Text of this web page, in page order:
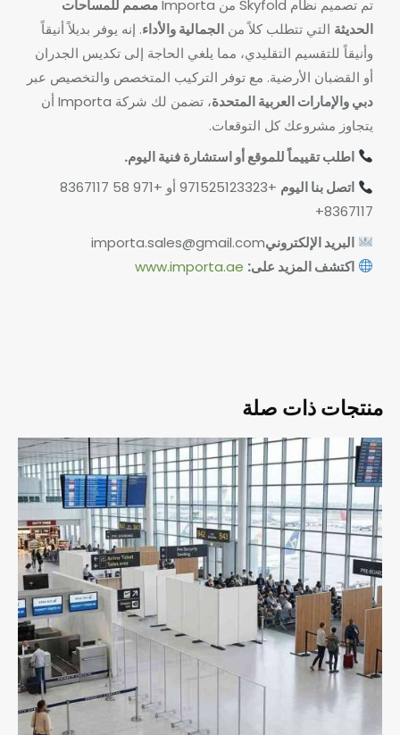
تم تصميم نظام Skyfold من Importa
مصمم للمساحات
الحديثةالتي تتطلب كلاً من الجمالية والأداء. إنه يوفر بديلاً أنيقاً
وأنيقاً للتقسيم التقليدي، مما يلغي الحاجة إلى تكديس الجدران
أو القضبان الأرضية. مع توفر التركيب المتخصص والتخصيص عبر
دبي والإمارات العربية المتحدة
، تضمن لك شركة Importa أن
يتجاوز مشروعك كل التوقعات.
اطلب تقييماً للموقع أو استشارة فنية اليوم.
اتصل بنا اليوم
+971525123323 أو +971 58 8367117
8367117+
البريد الإلكترونيimporta.sales@gmail.com
اكتشف المزيد على: www.importa.ae
منتجات ذات صلة